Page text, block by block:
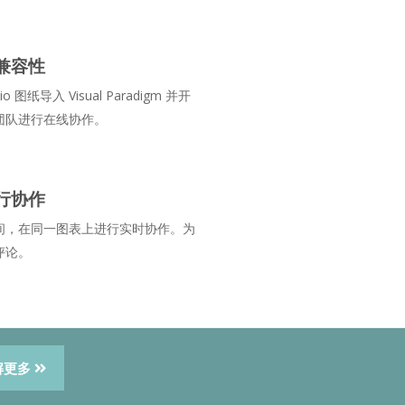
容性
图纸导入 Visual Paradigm 并开
进行在线协作。
协作
，在同一图表上进行实时协作。为
。
多